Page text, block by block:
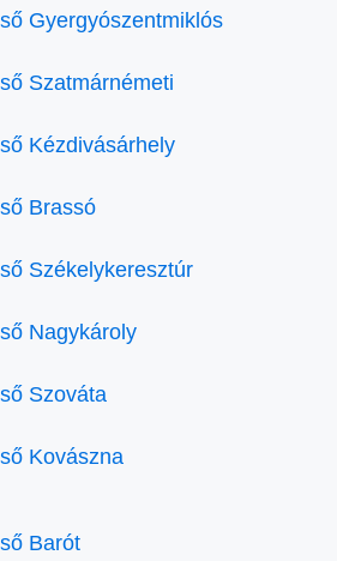
Gyergyószentmiklós
Szatmárnémeti
Kézdivásárhely
Brassó
Székelykeresztúr
Nagykároly
Szováta
Kovászna
Barót